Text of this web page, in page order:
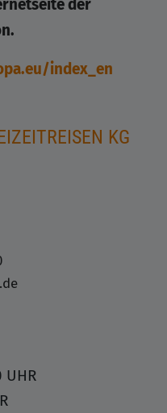
der
index_en
KG
UHR